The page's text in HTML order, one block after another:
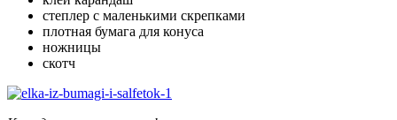
степлер с маленькими скрепками
плотная бумага для конуса
ножницы
скотч